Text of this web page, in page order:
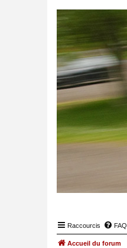
Raccourcis FAQ
Accueil du forum